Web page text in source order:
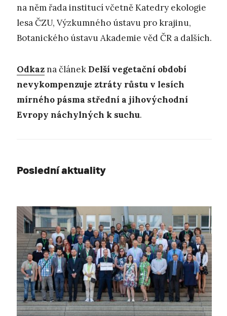
na něm řada institucí včetně Katedry ekologie
lesa ČZU, Výzkumného ústavu pro krajinu,
Botanického ústavu Akademie věd ČR a dalších.
Odkazna článek Delší vegetační období
nevykompenzuje ztráty růstu v lesích
mírného pásma střední a jihovýchodní
Evropy náchylných k suchu.
Poslední aktuality